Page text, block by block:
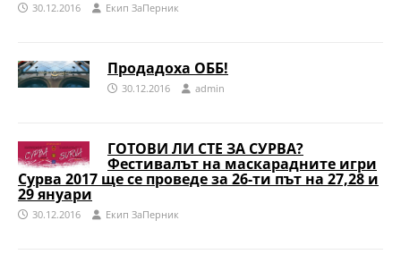
30.12.2016 Eкип ЗаПерник
Продадоха ОББ!
30.12.2016 admin
ГОТОВИ ЛИ СТЕ ЗА СУРВА?
Фестивалът на маскарадните игри
Сурва 2017 ще се проведе за 26-ти път на 27,28 и
29 януари
30.12.2016 Eкип ЗаПерник